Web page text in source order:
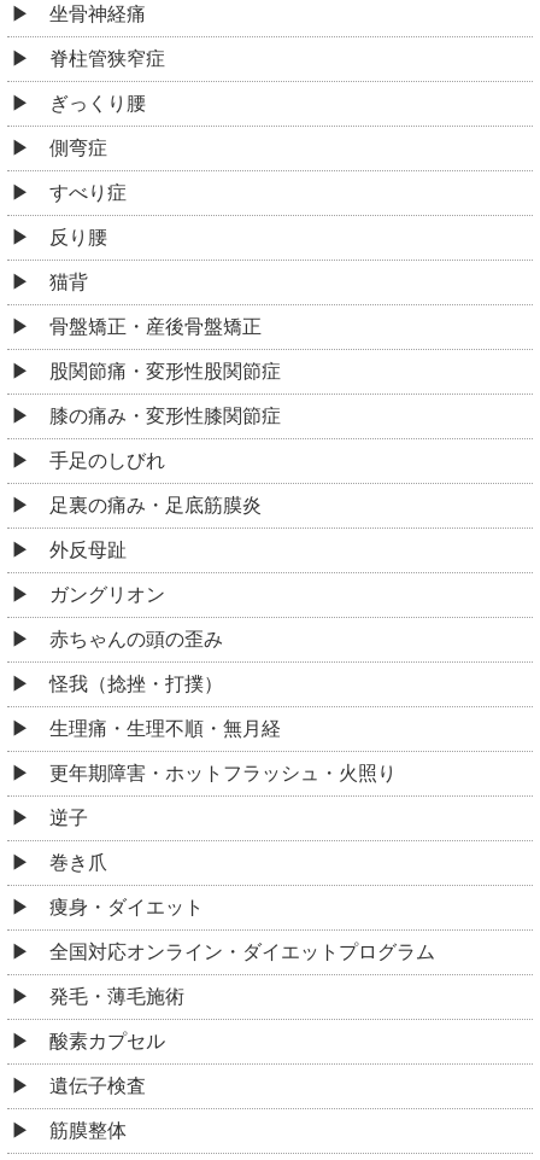
坐骨神経痛
脊柱管狭窄症
ぎっくり腰
側弯症
すべり症
反り腰
猫背
骨盤矯正・産後骨盤矯正
股関節痛・変形性股関節症
膝の痛み・変形性膝関節症
手足のしびれ
足裏の痛み・足底筋膜炎
外反母趾
ガングリオン
赤ちゃんの頭の歪み
怪我（捻挫・打撲）
生理痛・生理不順・無月経
更年期障害・ホットフラッシュ・火照り
逆子
巻き爪
痩身・ダイエット
全国対応オンライン・ダイエットプログラム
発毛・薄毛施術
酸素カプセル
遺伝子検査
筋膜整体